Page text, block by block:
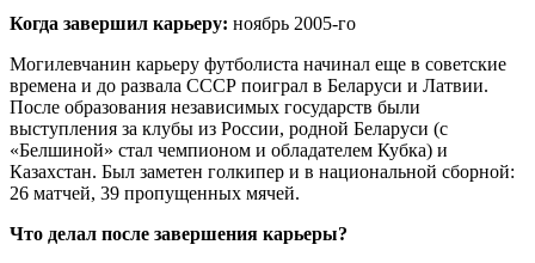
Когда завершил карьеру: ноябрь 2005-го
Могилевчанин карьеру футболиста начинал еще в советские
времена и до развала СССР поиграл в Беларуси и Латвии.
После образования независимых государств были
выступления за клубы из России, родной Беларуси (с
«Белшиной» стал чемпионом и обладателем Кубка) и
Казахстан. Был заметен голкипер и в национальной сборной:
26 матчей, 39 пропущенных мячей.
Что делал после завершения карьеры?